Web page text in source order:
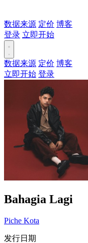
数据来源 定价 博客
登录 立即开始
数据来源 定价 博客
立即开始 登录
Bahagia Lagi
Piche Kota
发行日期